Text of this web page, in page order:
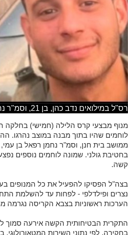
רס"ל במילואים נדב כהן, בן 21, וסמ"ר נחמן רפאל בן עמי בן 20
מנוף מבצעי קרס הלילה (חמישי) בחלקה
בחטיבת גולני. שמונה לוחמים נוספים
קשה.
בצה"ל הפסיקו להפעיל את כל המנופים
נצרים ופילדלפי - לפחות עד להשלמת
הערכות ראשוניות בצבא הקריסה נגרמה
התקרית הבטיחותית הקשה אירעה סמוך
בחקירה. לפי נתוני השירות